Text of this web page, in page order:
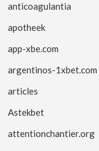
anticoagulantia
apotheek
app-xbe.com
argentinos-1xbet.com
articles
Astekbet
attentionchantier.org